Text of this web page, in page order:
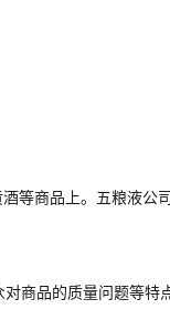
等商品上。五粮液公
商品的质量问题等特